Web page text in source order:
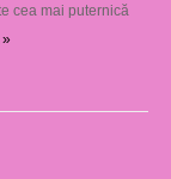
cea mai puternică
»